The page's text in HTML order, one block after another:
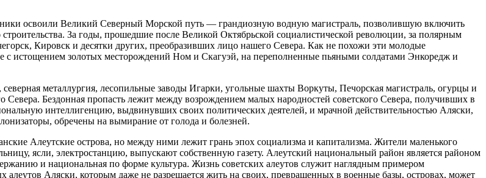
освоили Великий Северный Морской путь — грандиозную водную магистраль, позволившую включить
За годы, прошедшие после Великой Октябрьской социалистической революции, за полярным
Кировск и десятки других, преобразивших лицо нашего Севера. Как не похожи эти молодые
с истощением золотых месторождений Ном и Скагуэй, на переполненные пьяными солдатами Энкоредж и
металлургия, лесопильные заводы Игарки, угольные шахты Воркуты, Печорская магистраль, огурцы и
Бездонная пропасть лежит между возрождением малых народностей советского Севера, получивших в
интеллигенцию, выдвинувших своих политических деятелей, и мрачной действительностью Аляски,
обречены на вымирание от голода и болезней.
Алеутские острова, но между ними лежит грань эпох социализма и капитализма. Жители маленького
ясли, электростанцию, выпускают собственную газету. Алеутский национальный район является районом
и национальная по форме культура. Жизнь советских алеутов служит наглядным примером
Аляски, которым даже не разрешается жить на своих, превращенных в военные базы, островах, может